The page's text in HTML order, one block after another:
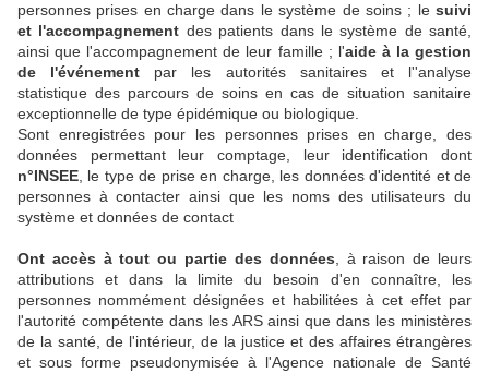
personnes prises en charge dans le système de soins ; le suivi
et l'accompagnement des patients dans le système de santé,
ainsi que l'accompagnement de leur famille ; l'aide à la gestion
de l'événement par les autorités sanitaires et l''analyse
statistique des parcours de soins en cas de situation sanitaire
exceptionnelle de type épidémique ou biologique.
Sont enregistrées pour les personnes prises en charge, des
données permettant leur comptage, leur identification dont
n°INSEE , le type de prise en charge, les données d'identité et de
personnes à contacter ainsi que les noms des utilisateurs du
système et données de contact
Ont accès à tout ou partie des données , à raison de leurs
attributions et dans la limite du besoin d'en connaître, les
personnes nommément désignées et habilitées à cet effet par
l'autorité compétente dans les ARS ainsi que dans les ministères
de la santé, de l'intérieur, de la justice et des affaires étrangères
et sous forme pseudonymisée à l'Agence nationale de Santé